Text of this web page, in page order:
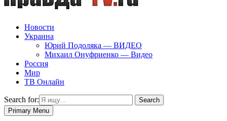
Новости
Украина
Юрий Подоляка — ВИДЕО
Михаил Онуфриенко — Видео
Россия
Мир
ТВ Онлайн
Search for:
Search
Primary Menu